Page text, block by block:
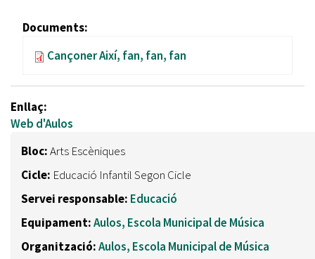
Documents:
Cançoner Així, fan, fan, fan
Enllaç:
Web d'Aulos
Bloc:Arts Escèniques
Cicle: Educació Infantil Segon Cicle
Servei responsable: Educació
Equipament:Aulos, Escola Municipal de Música
Organització:Aulos, Escola Municipal de Música